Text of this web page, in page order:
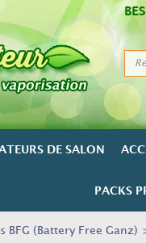
DE SALON
PACKS
BFG (Battery Free Ganz)